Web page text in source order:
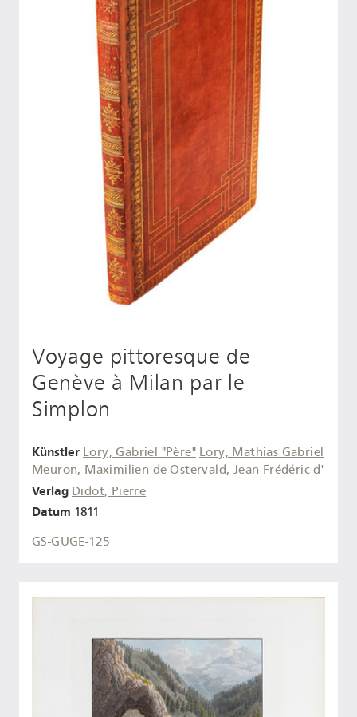
Voyage pittoresque de
Genève à Milan par le
Simplon
Künstler Lory, Gabriel "Père" Lory, Mathias Gabriel
Meuron, Maximilien de Ostervald, Jean-Frédéric d'
Verlag Didot, Pierre
Datum 1811
GS-GUGE-125